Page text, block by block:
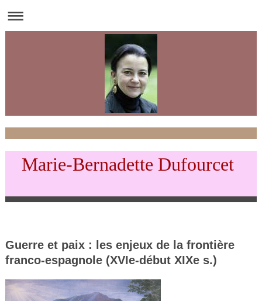
Marie-Bernadette Dufourcet
Guerre et paix : les enjeux de la frontière
franco-espagnole (XVIe-début XIXe s.)